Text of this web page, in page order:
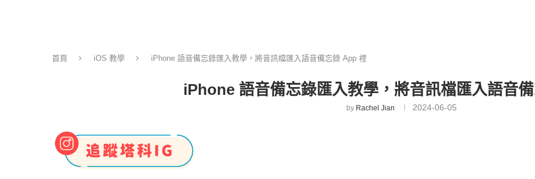
首頁 iOS 教學 iPhone 語音備忘錄匯入教學，將音訊檔匯入語音備忘錄 App 裡
iPhone 語音備忘錄匯入教學，將音訊檔匯入語音
by Rachel Jian 2024-06-05